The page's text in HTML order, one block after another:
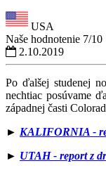
USA
Naše hodnotenie 7/10
2.10.2019
Po ďalšej studenej
nechtiac posúvame
západnej časti
► KALIFORNIA -
► UTAH - report z